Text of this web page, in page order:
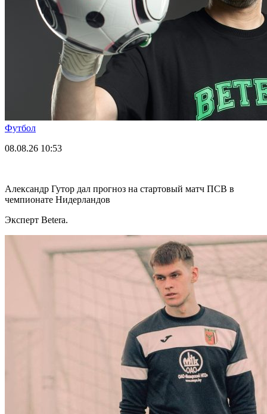
Футбол
08.08.26 10:53
Александр Гутор дал прогноз на стартовый матч ПСВ в
чемпионате Нидерландов
Эксперт Betera.